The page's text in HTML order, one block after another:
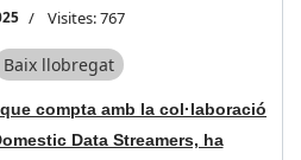
Visites: 767
Baix llobregat
compta amb la col·laboració
Data Streamers, ha